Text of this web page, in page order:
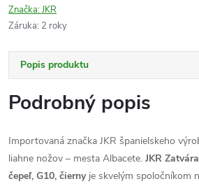
Značka:JKR
Záruka: 2 roky
Popis produktu
Podrobný popis
Importovaná značka JKR španielskeho
liahne nožov – mesta Albacete. JKR
čepeľ, G10, čiernyje skvelým spoločníkom